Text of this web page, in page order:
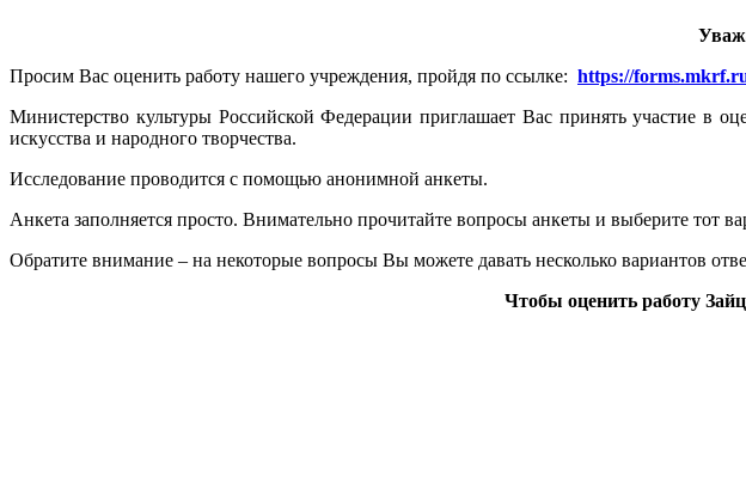
Просим Вас оценить работу нашего учреждения, пройдя по ссылке: https://
Министерство культуры Российской Федерации приглашает Вас принять участие в
искусства и народного творчества.
Исследование проводится с помощью анонимной анкеты.
Анкета заполняется просто. Внимательно прочитайте вопросы анкеты и выберите тот
Обратите внимание – на некоторые вопросы Вы можете давать несколько вариантов
Чтобы оценить работу